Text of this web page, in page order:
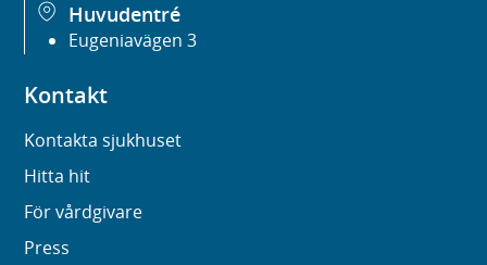
Huvudentré
Eugeniavägen 3
Kontakt
Kontakta sjukhuset
Hitta hit
För vårdgivare
Press